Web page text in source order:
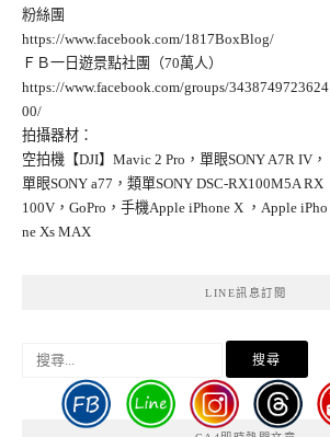
粉絲團
https://www.facebook.com/1817BoxBlog/
ＦＢ一日遊景點社團（70萬人）
https://www.facebook.com/groups/3438749723624
00/
拍攝器材：
空拍機【DJI】Mavic 2 Pro，單眼SONY A7R IV，
單眼SONY a77，類單SONY DSC-RX100M5A RX
100V，GoPro，手機Apple iPhone X ，Apple iPho
ne Xs MAX
LINE訊息訂閱